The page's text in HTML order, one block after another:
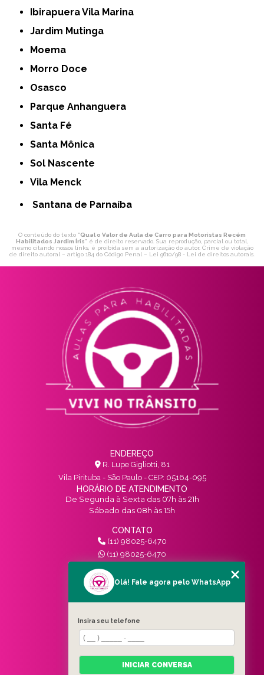
Ibirapuera Vila Marina
Jardim Mutinga
Moema
Morro Doce
Osasco
Parque Anhanguera
Santa Fé
Santa Mônica
Sol Nascente
Vila Menck
Santana de Parnaíba
O conteúdo do texto "Qual o Valor de Aula de Carro para Motoristas Recém
Habilitados Jardim Íris" é de direito reservado. Sua reprodução, parcial ou total,
mesmo citando nossos links, é proibida sem a autorização do autor. Crime de violação
de direito autoral – artigo 184 do Código Penal – Lei 9610/98 - Lei de direitos autorais.
ENDEREÇO
R. Lupe Gigliotti, 81
Vila Pirituba - São Paulo - CEP: 05164-095
HORÁRIO DE ATENDIMENTO
De Segunda à Sexta das 07h às 21h
Sábado das 08h às 15h
CONTATO
(11) 98025-6470
(11) 98025-6470
contato@vivinotransito.com.br
SIGA-NOS!
MENU
HOME
QUEM SOMOS
SERVIÇOS
BLOG
Olá! Fale agora pelo WhatsApp
Insira seu telefone
INICIAR CONVERSA